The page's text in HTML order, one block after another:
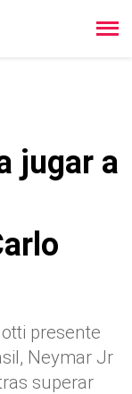
jugar a
presente
Neymar Jr
superar